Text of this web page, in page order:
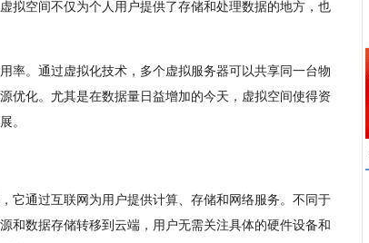
拟空间不仅为个人用户提供了存储和处理数据的地方，也
率。通过虚拟化技术，多个虚拟服务器可以共享同一台物
优化。尤其是在数据量日益增加的今天，虚拟空间使得资
。
它通过互联网为用户提供计算、存储和网络服务。不同于
和数据存储转移到云端，用户无需关注具体的硬件设备和